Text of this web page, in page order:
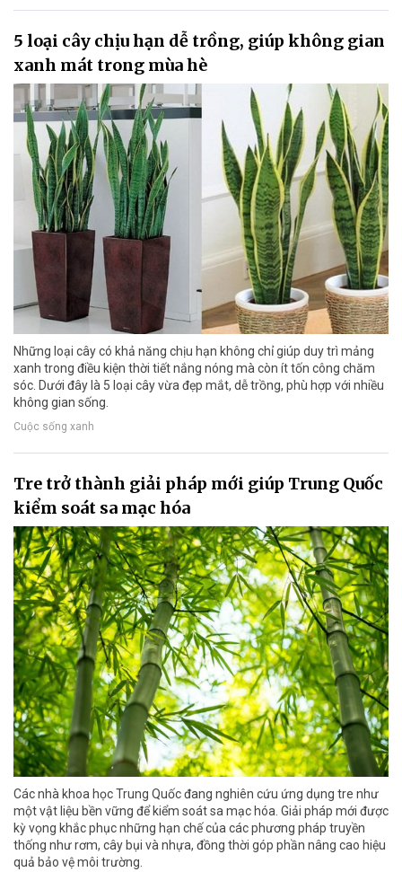
5 loại cây chịu hạn dễ trồng, giúp không gian
xanh mát trong mùa hè
Những loại cây có khả năng chịu hạn không chỉ giúp duy trì mảng
xanh trong điều kiện thời tiết nắng nóng mà còn ít tốn công chăm
sóc. Dưới đây là 5 loại cây vừa đẹp mắt, dễ trồng, phù hợp với nhiều
không gian sống.
Cuộc sống xanh
Tre trở thành giải pháp mới giúp Trung Quốc
kiểm soát sa mạc hóa
Các nhà khoa học Trung Quốc đang nghiên cứu ứng dụng tre như
một vật liệu bền vững để kiểm soát sa mạc hóa. Giải pháp mới được
kỳ vọng khắc phục những hạn chế của các phương pháp truyền
thống như rơm, cây bụi và nhựa, đồng thời góp phần nâng cao hiệu
quả bảo vệ môi trường.